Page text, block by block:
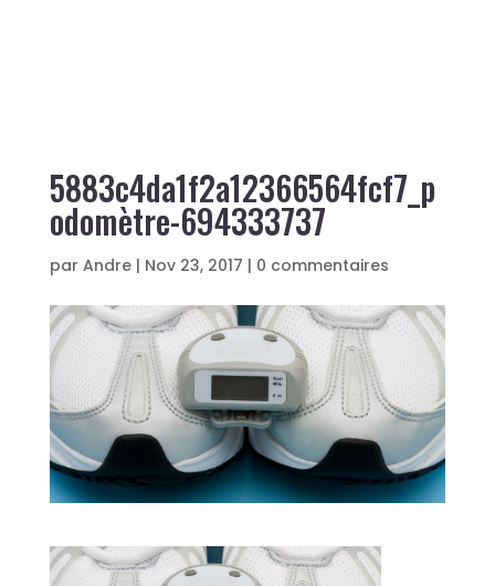
5883c4da1f2a12366564fcf7_p
odomètre-694333737
par Andre| Nov 23, 2017 | 0 commentaires